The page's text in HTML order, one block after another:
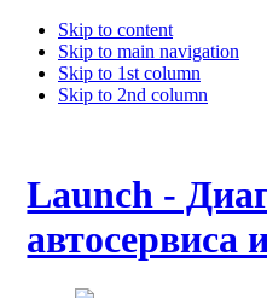
Skip to content
Skip to main navigation
Skip to 1st column
Skip to 2nd column
Launch -